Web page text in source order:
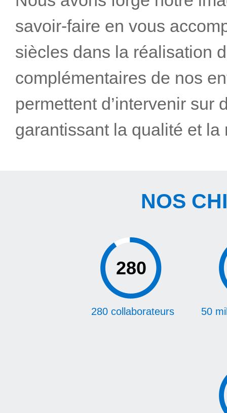
savoir-faire en vous
siècles dans la réalisation
complémentaires de nos
permettent d’intervenir sur
garantissant la qualité et
NOS
280
280 collaborateurs 50